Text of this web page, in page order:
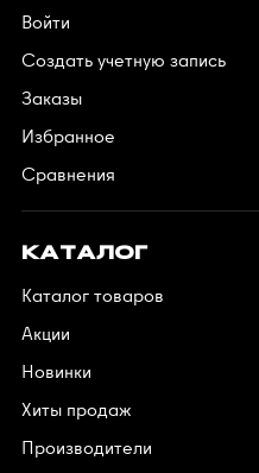
Войти
Создать учетную запись
Заказы
Избранное
Сравнения
КАТАЛОГ
Каталог товаров
Акции
Новинки
Хиты продаж
Производители